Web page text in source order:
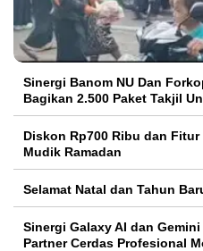
Sinergi Banom NU Dan
Bagikan 2.500 Paket Takjil
Diskon Rp700 Ribu dan Fitur
Mudik Ramadan
Selamat Natal dan Tahun
Sinergi Galaxy AI dan
Partner Cerdas Profesional